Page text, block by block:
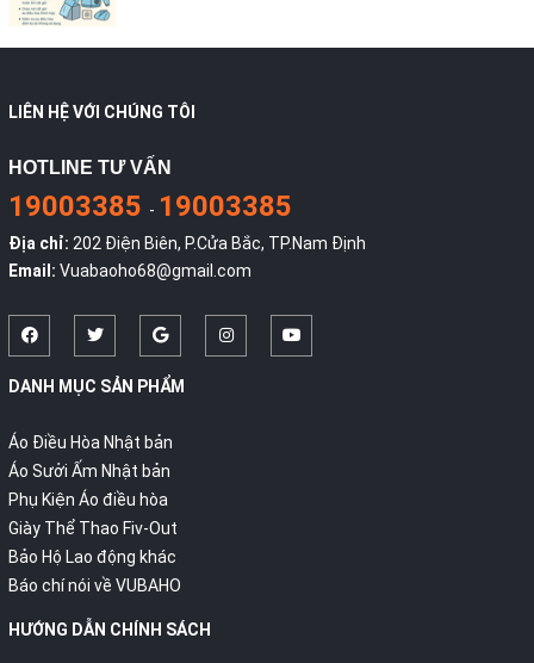
LIÊN HỆ VỚI CHÚNG TÔI
HOTLINE TƯ VẤN
19003385 - 19003385
Địa chỉ: 202 Điện Biên, P.Cửa Bắc, TP.Nam Định
Email: Vuabaoho68@gmail.com
DANH MỤC SẢN PHẨM
Áo Điều Hòa Nhật bản
Áo Sưởi Ấm Nhật bản
Phụ Kiện Áo điều hòa
Giày Thể Thao Fiv-Out
Bảo Hộ Lao động khác
Báo chí nói về VUBAHO
HƯỚNG DẪN CHÍNH SÁCH